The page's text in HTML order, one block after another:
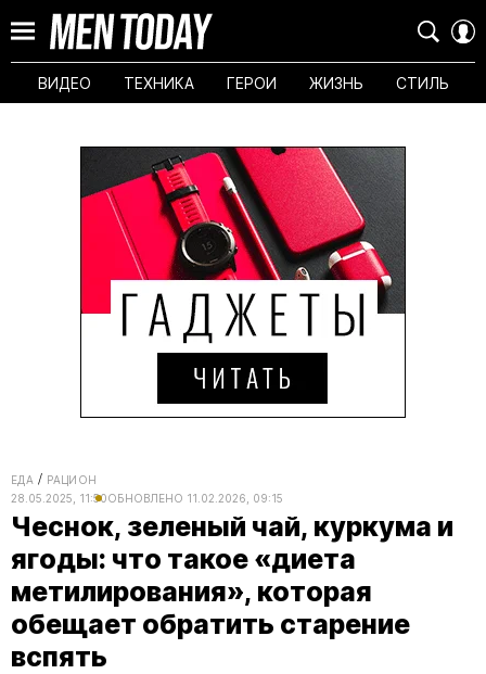
ВИДЕО ТЕХНИКА ГЕРОИ ЖИЗНЬ СТИЛЬ
ЕДА
РАЦИОН
28.05.2025, 11:50ОБНОВЛЕНО 11.02.2026, 09:15
Чеснок, зеленый чай, куркума и
ягоды: что такое «диета
метилирования», которая
обещает обратить старение
вспять